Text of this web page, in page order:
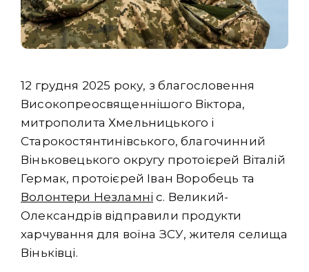
12 грудня 2025 року, з благословення
Високопреосвященнішого Віктора,
митрополита Хмельницького і
Старокостянтинівського, благочинний
Віньковецького округу протоієрей Віталій
Гермак, протоієрей Іван Воробець та
Волонтери Незламні с. Великий-
Олександрів відправили продукти
харчування для воїна ЗСУ, жителя селища
Віньківці.